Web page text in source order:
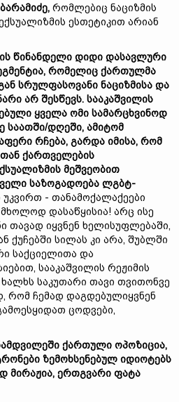
ბარამიძე, რომლებიც ნაციზმის
ესთეტიკით არიან
წინანდელი დიდი დასავლური
ა, რომელიც ქართულმა
სრულფასოვანი ნაციზმისა და
არ შესწევს. სააკაშვილის
ყველა ომი სამარცხვინოდ
საათში/დღეში, ამიტომ
რჩება, გარდა იმისა, რომ
თან ქართველების
მეშვეობით
ველი საზოგადოება ლგბტ-
უკვირთ - თანამოქალაქეები
მხოლოდ დასაწყისია! არც ისე
თავად იყვნენ ხელისუფლებაში,
ქუჩებში სილას კი არა, შუბლში
საქციელითა და
სააკაშვილის რეჟიმის
საკუთარი თავი თვითონვე
რომ ჩემად დაგდებულიყვნენ
ცოდვები,
ქართული ოპოზიცია,
ზემოხსენებულ იდიოტებს
მირაჟია, ერთგვარი ფატა